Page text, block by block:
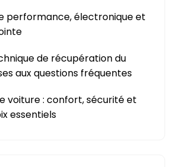
performance, électronique et
de récupération du
aux questions fréquentes
voiture : confort, sécurité et
essentiels